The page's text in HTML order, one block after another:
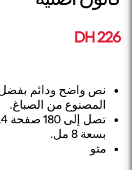
226 DH
نص واضح ودائم بفضل
المصنوع من الصباغ.
بسعة 8 مل.
متو